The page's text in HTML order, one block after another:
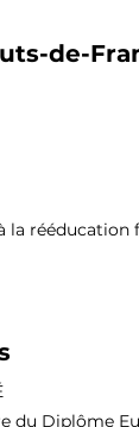
de-
la
du Diplôme